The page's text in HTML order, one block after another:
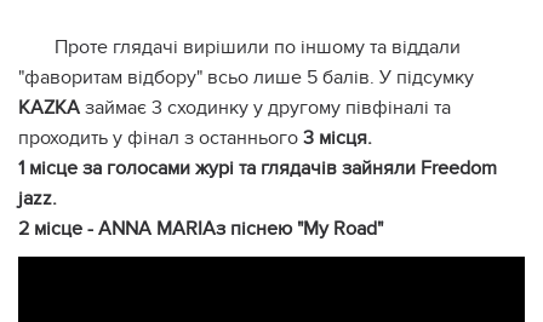
Проте глядачі вирішили по іншому та віддали
"фаворитам відбору" всьо лише 5 балів. У підсумку
KAZKA займає 3 сходинку у другому півфіналі та
проходить у фінал з останнього 3 місця.
1 місце за голосами журі та глядачів зайняли Freedom
jazz.
2 місце - ANNA MARIAз піснею "My Road"